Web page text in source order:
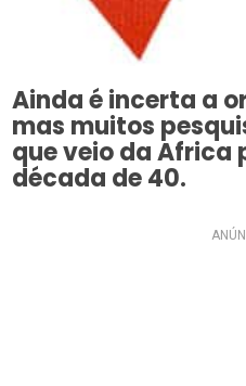
Ainda é incerta a
mas muitos
que veio da Africa
década de 40.